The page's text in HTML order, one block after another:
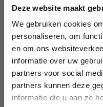
Deze website maakt
We gebruiken cookies
personaliseren, om
en om ons
informatie over uw
partners voor social
partners kunnen deze
informatie die u aan ze
Afmetingen in uitgeklapte
Hoogte van de
Afmetingen in ingeklapte
Gewicht per stoel: 6 kg
Maximale draaglast: 150
Verstelbare rugleuning:
Hoofdkussen
Bekerhouder: Ja
Zijvak: Ja
Armsteunen: Ja
Bij
Laat ons weten